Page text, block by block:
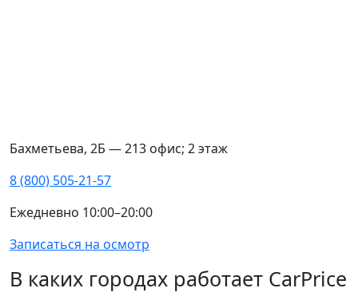
Бахметьева, 2Б — 213 офис; 2 этаж
8 (800) 505-21-57
Ежедневно 10:00–20:00
Записаться на осмотр
В каких городах работает CarPrice